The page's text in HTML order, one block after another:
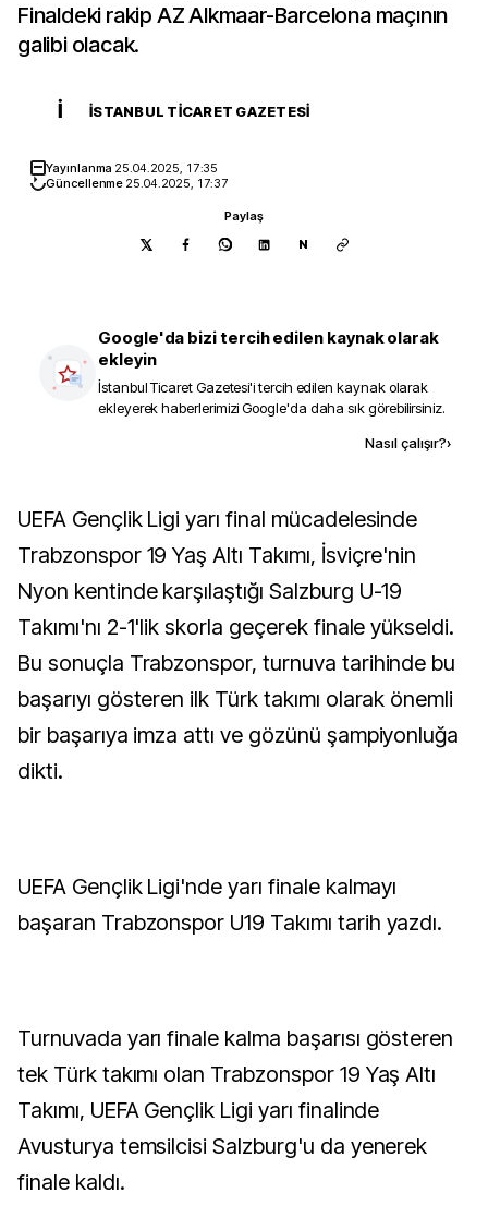
Finaldeki rakip AZ Alkmaar-Barcelona maçının
galibi olacak.
İ İSTANBUL TICARET GAZETESI
Yayınlanma 25.04.2025, 17:35
Güncellenme 25.04.2025, 17:37
Paylaş
N
Google'da bizi tercih edilen kaynak olarak
ekleyin
İstanbul Ticaret Gazetesi'i tercih edilen kaynak olarak
ekleyerek haberlerimizi Google'da daha sık görebilirsiniz.
Nasıl çalışır?›
UEFA Gençlik Ligi yarı final mücadelesinde
Trabzonspor 19 Yaş Altı Takımı, İsviçre'nin
Nyon kentinde karşılaştığı Salzburg U-19
Takımı'nı 2-1'lik skorla geçerek finale yükseldi.
Bu sonuçla Trabzonspor, turnuva tarihinde bu
başarıyı gösteren ilk Türk takımı olarak önemli
bir başarıya imza attı ve gözünü şampiyonluğa
dikti.
UEFA Gençlik Ligi'nde yarı finale kalmayı
başaran Trabzonspor U19 Takımı tarih yazdı.
Turnuvada yarı finale kalma başarısı gösteren
tek Türk takımı olan Trabzonspor 19 Yaş Altı
Takımı, UEFA Gençlik Ligi yarı finalinde
Avusturya temsilcisi Salzburg'u da yenerek
finale kaldı.